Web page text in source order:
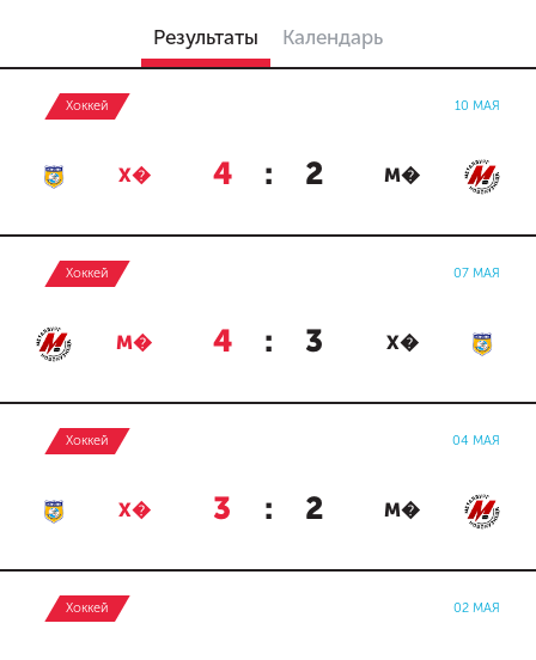
Результаты Календарь
Хоккей 10 МАЯ
Х� 4 : 2 М�
Хоккей 07 МАЯ
М� 4 : 3 Х�
Хоккей 04 МАЯ
Х� 3 : 2 М�
Хоккей 02 МАЯ